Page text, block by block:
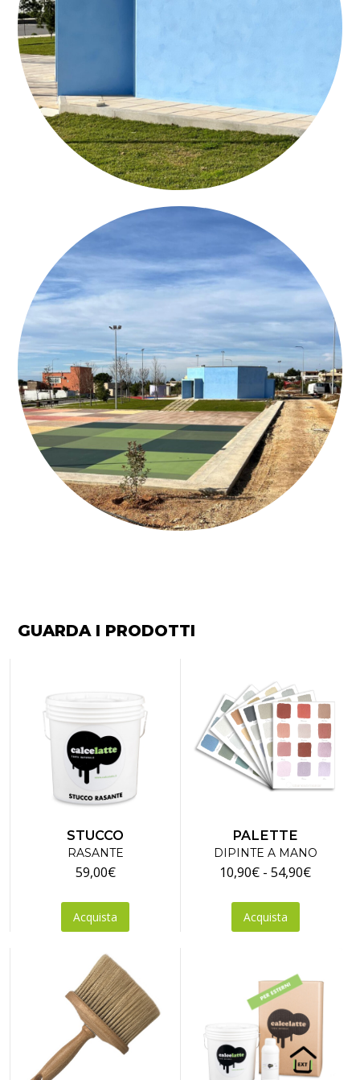
GUARDA I PRODOTTI
STUCCO
RASANTE
59,00€
Acquista
PALETTE
DIPINTE A MANO
10,90€ - 54,90€Fascia
a
54,90€
Acquista
prodotto
varianti.
opzioni
possono
essere